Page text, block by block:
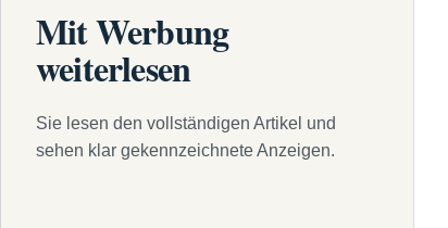
Mit Werbung
weiterlesen
Sie lesen den vollständigen Artikel und
sehen klar gekennzeichnete Anzeigen.